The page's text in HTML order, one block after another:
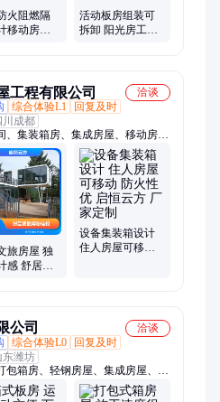
火阻燃隔
移动房屋
活动板房组装可
拆卸 阳光房工地
工程有限公司
洽谈
综合体验L1
回复及时
川成都
、集装箱房、集成房屋、移动房
动板房、移动岗亭、活动岗亭、门
、移动厕所、智慧厕所
旅房屋 独
感 舒居体
设备集装箱设计
住人房屋可移动
公司
洽谈
综合体验L0
回复及时
东潍坊
箱房、轻钢房屋、集成房屋、装
舍、快拼箱、工地办公室、网红